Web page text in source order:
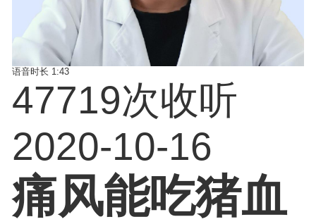
语音时长 1:43
47719次收听
2020-10-16
痛风能吃猪血